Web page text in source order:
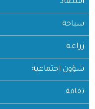
اقتصاد
سياحة
زراعـة
شؤون اجتماعية
ثقافة